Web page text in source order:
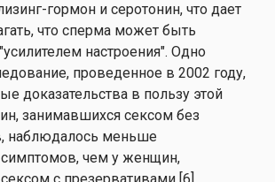
гормон и серотонин, что дает
что сперма может быть
настроения". Одно
проведенное в 2002 году,
доказательства в пользу этой
занимавшихся сексом без
наблюдалось меньше
чем у женщин,